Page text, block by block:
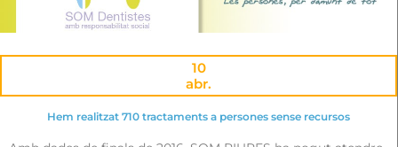
10
abr.
Hem realitzat 710 tractaments a persones sense recursos